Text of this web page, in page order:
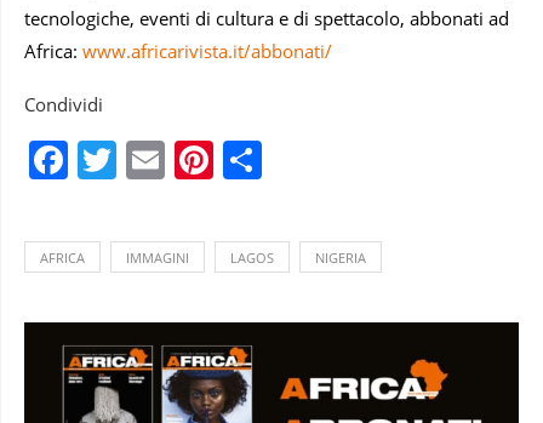
tecnologiche, eventi di cultura e di spettacolo, abbonati ad
Africa: www.africarivista.it/abbonati/
Condividi
Facebook
Twitter
EmailPinterest
AFRICA IMMAGINI LAGOS NIGERIA